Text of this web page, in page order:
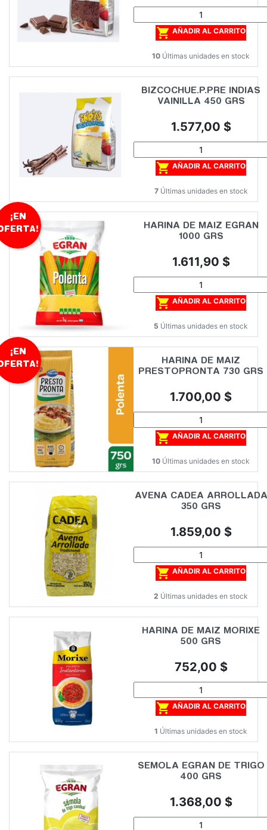
 AÑADIR AL CARRITO
10 Últimas unidades en stock
BIZCOCHUE.P.PRE INDIAS
VAINILLA 450 GRS
Precio
1.577,00 $
 AÑADIR AL CARRITO
7 Últimas unidades en stock
HARINA DE MAIZ EGRAN
1000 GRS
Precio
1.611,90 $
 AÑADIR AL CARRITO
5 Últimas unidades en stock
¡EN
HARINA DE MAIZ
PRESTOPRONTA 730 GRS
Precio
1.700,00 $
 AÑADIR AL CARRITO
10 Últimas unidades en stock
¡EN
AVENA CADEA ARROLLADA
350 GRS
Precio
1.859,00 $
 AÑADIR AL CARRITO
2 Últimas unidades en stock
HARINA DE MAIZ MORIXE
500 GRS
Precio
752,00 $
 AÑADIR AL CARRITO
1 Últimas unidades en stock
SEMOLA EGRAN DE TRIGO
400 GRS
Precio
1.368,00 $